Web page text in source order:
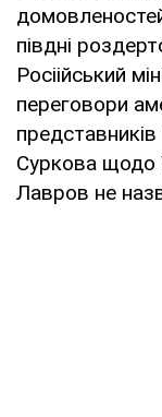
півдні
Росіійський
переговори
Суркова щодо
Лавров не